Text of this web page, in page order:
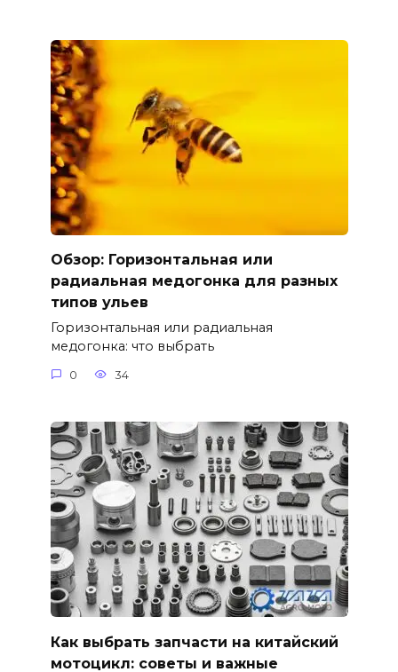
Обзор: Горизонтальная или
радиальная медогонка для разных
типов ульев
Горизонтальная или радиальная
медогонка: что выбрать
0 34
Как выбрать запчасти на китайский
мотоцикл: советы и важные